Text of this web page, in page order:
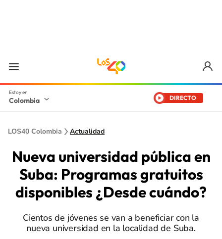
Colombia DIRECTO
LOS40 Colombia Actualidad
Nueva universidad pública en
Suba: Programas gratuitos
disponibles ¿Desde cuándo?
Cientos de jóvenes se van a beneficiar con la
nueva universidad en la localidad de Suba.